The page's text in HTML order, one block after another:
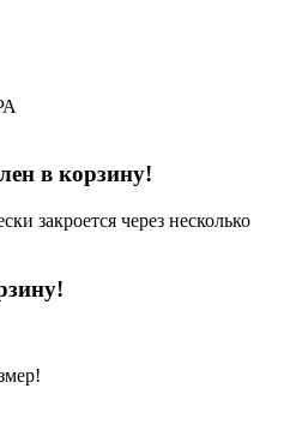
в корзину!
закроется через несколько